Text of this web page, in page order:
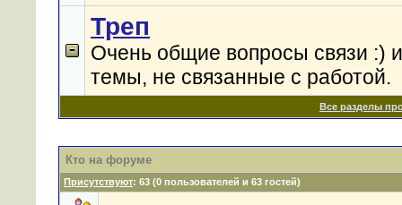
Треп
Очень общие вопросы связи :)
темы, не связанные с работой.
Все разделы
Кто на форуме
Присутствуют: 63 (0 пользователей и 63 гостей)